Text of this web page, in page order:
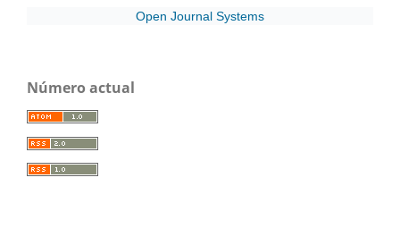
Open Journal Systems
Número actual